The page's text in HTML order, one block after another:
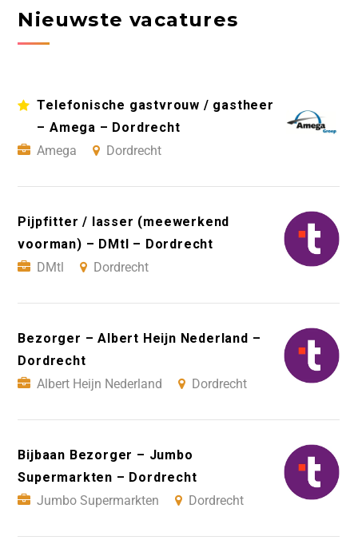
Nieuwste vacatures
Telefonische gastvrouw / gastheer
– Amega – Dordrecht
Amega
Dordrecht
Pijpfitter / lasser (meewerkend
voorman) – DMtl – Dordrecht
DMtl
Dordrecht
Bezorger – Albert Heijn Nederland –
Dordrecht
Albert Heijn Nederland
Dordrecht
Bijbaan Bezorger – Jumbo
Supermarkten – Dordrecht
Jumbo Supermarkten
Dordrecht